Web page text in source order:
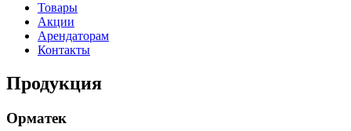
Товары
Акции
Арендаторам
Контакты
Продукция
Орматек